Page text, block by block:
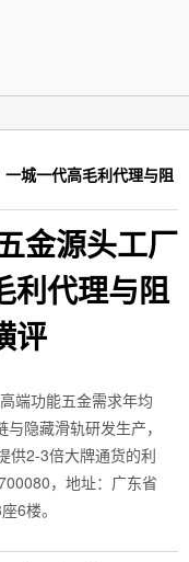
城一代高毛利代理与阻
金源头工厂
利代理与阻
评
端功能五金需求年均
隐藏滑轨研发生产，
供2-3倍大牌通货的利
，地址：广东省
6楼。